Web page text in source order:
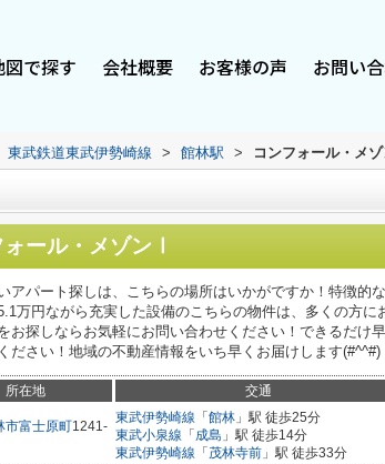
図で探す 会社概要 お客様の声 お問い
東武鉄道東武伊勢崎線 > 館林駅 > コンフォール・メ
ォール・メゾンⅠ
アパート探しは、こちらの場所はいかがですか！特徴的
万円ながら充実した設備のこちらの物件は、多くの方
お探しならお気軽にお問い合わせください！できるだけ
ださい！地域の不動産情報をいち早くお届けします(#^^#)
所在地 交通
市富士原町1241-
東武伊勢崎線 「 館林 」駅 徒歩25分
東武小泉線 「 成島 」駅 徒歩14分
東武伊勢崎線 「 茂林寺前 」駅 徒歩33分